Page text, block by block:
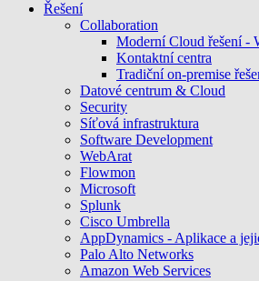
Řešení
Collaboration
Moderní Cloud řešení -
Kontaktní centra
Tradiční on-premise
Datové centrum & Cloud
Security
Síťová infrastruktura
Software Development
WebArat
Flowmon
Microsoft
Splunk
Cisco Umbrella
AppDynamics - Aplikace a
Palo Alto Networks
Amazon Web Services